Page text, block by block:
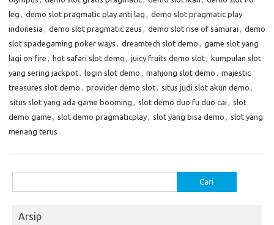
leg , demo slot pragmatic play anti lag , demo slot pragmatic play
indonesia , demo slot pragmatic zeus , demo slot rise of samurai , demo
slot spadegaming poker ways , dreamtech slot demo , game slot yang
lagi on fire , hot safari slot demo , juicy fruits demo slot, kumpulan slot
yang sering jackpot, login slot demo , mahjong slot demo , majestic
treasures slot demo , provider demo slot, situs judi slot akun demo ,
situs slot yang ada game booming , slot demo duo fu duo cai , slot
demo game , slot demo pragmaticplay, slot yang bisa demo , slot yang
menang terus
untuk:
Arsip